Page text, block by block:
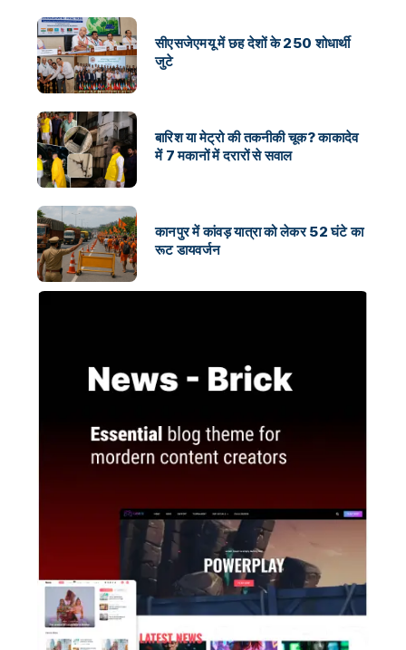
सीएसजेएमयू में छह देशों के 250 शोधार्थी
जुटे
बारिश या मेट्रो की तकनीकी चूक? काकादेव
में 7 मकानों में दरारों से सवाल
कानपुर में कांवड़ यात्रा को लेकर 52 घंटे का
रूट डायवर्जन